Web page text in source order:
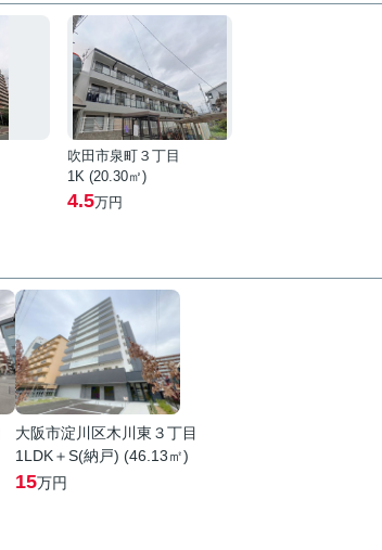
吹田市泉町３丁目
1K (20.30㎡)
4.5万円
大阪市淀川区木川東３丁目
1LDK＋S(納戸) (46.13㎡)
15万円